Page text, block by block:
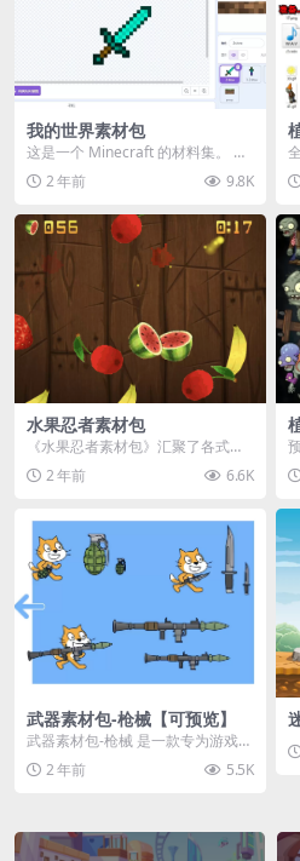
我的世界素材包
这是一个 Minecraft 的材料集。 操
作方法如下： 工具 → 右箭头 怪物...
2 年前 9.8K
水果忍者素材包
《水果忍者素材包》汇聚了各式鲜
美诱人的水果图像与清脆悦耳的切
割音效，专为追求极致...
2 年前 6.6K
武器素材包-枪械【可预览】
武器素材包-枪械 是一款专为游戏开
发者和创作者设计的素材包，包含
多种高质量的枪械...
2 年前 5.5K